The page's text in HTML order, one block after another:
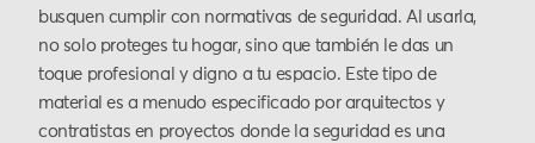
busquen cumplir con normativas de seguridad. Al usarla,
no solo proteges tu hogar, sino que también le das un
toque profesional y digno a tu espacio. Este tipo de
material es a menudo especificado por arquitectos y
contratistas en proyectos donde la seguridad es una